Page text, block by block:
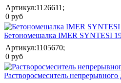
Артикул:1126611;
0 руб
Бетономешалка IMER SYNTESI
Артикул:1105670;
0 руб
Растворосмеситель